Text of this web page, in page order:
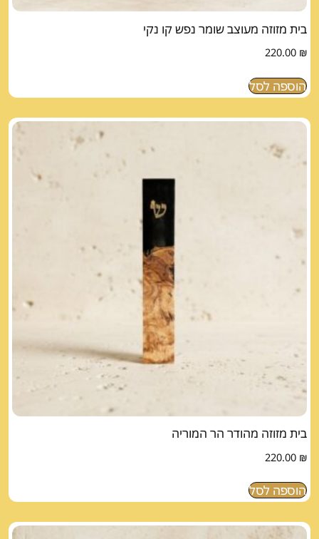
בית מזוזה מעוצב שומר נפש קו נקי
220.00 ₪
הוספה לסל
בית מזוזה מהודר הר המוריה
220.00 ₪
הוספה לסל